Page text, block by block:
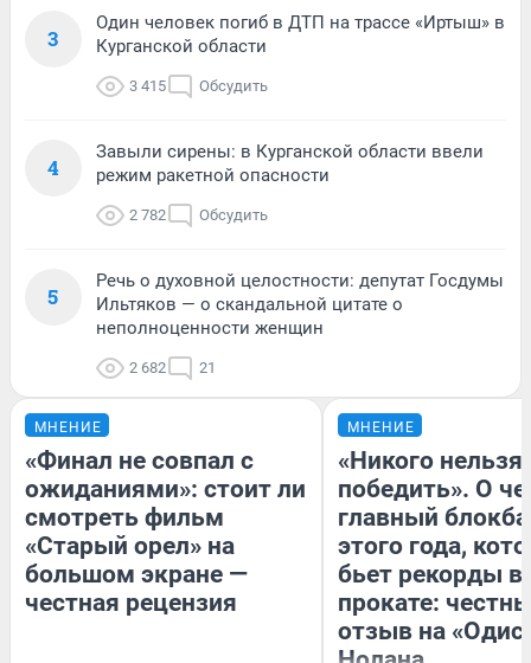
3
Один человек погиб в ДТП на трассе «Иртыш» в
Курганской области
3 415 Обсудить
4
Завыли сирены: в Курганской области ввели
режим ракетной опасности
2 782 Обсудить
5
Речь о духовной целостности: депутат Госдумы
Ильтяков — о скандальной цитате о
неполноценности женщин
2 682 21
МНЕНИЕ
«Финал не совпал с
ожиданиями»: стоит ли
смотреть фильм
«Старый орел» на
большом экране —
честная рецензия
МНЕНИЕ
«Никого нельзя
победить». О
главный
этого года,
бьет рекорды в
прокате:
отзыв на